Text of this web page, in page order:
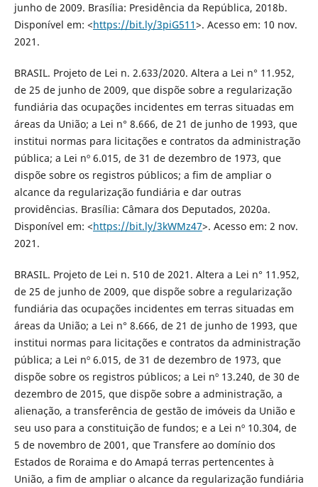
junho de 2009. Brasília: Presidência da República, 2018b.
Disponível em: <https://bit.ly/3piG511>. Acesso em: 10 nov.
2021.
BRASIL. Projeto de Lei n. 2.633/2020. Altera a Lei n° 11.952,
de 25 de junho de 2009, que dispõe sobre a regularização
fundiária das ocupações incidentes em terras situadas em
áreas da União; a Lei n° 8.666, de 21 de junho de 1993, que
institui normas para licitações e contratos da administração
pública; a Lei nº 6.015, de 31 de dezembro de 1973, que
dispõe sobre os registros públicos; a fim de ampliar o
alcance da regularização fundiária e dar outras
providências. Brasília: Câmara dos Deputados, 2020a.
Disponível em: <https://bit.ly/3kWMz47>. Acesso em: 2 nov.
2021.
BRASIL. Projeto de Lei n. 510 de 2021. Altera a Lei n° 11.952,
de 25 de junho de 2009, que dispõe sobre a regularização
fundiária das ocupações incidentes em terras situadas em
áreas da União; a Lei n° 8.666, de 21 de junho de 1993, que
institui normas para licitações e contratos da administração
pública; a Lei nº 6.015, de 31 de dezembro de 1973, que
dispõe sobre os registros públicos; a Lei nº 13.240, de 30 de
dezembro de 2015, que dispõe sobre a administração, a
alienação, a transferência de gestão de imóveis da União e
seu uso para a constituição de fundos; e a Lei nº 10.304, de
5 de novembro de 2001, que Transfere ao domínio dos
Estados de Roraima e do Amapá terras pertencentes à
União, a fim de ampliar o alcance da regularização fundiária